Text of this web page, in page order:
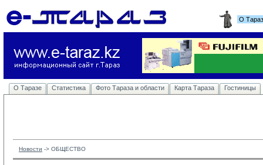
О
О Таразе Статистика Фото Тараза и области Карта Тараза Гостиницы
Новости -> ОБЩЕСТВО